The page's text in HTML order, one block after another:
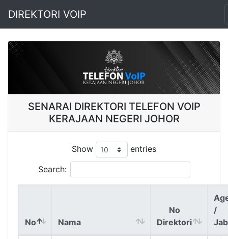
DIREKTORI VOIP
SENARAI DIREKTORI TELEFON VOIP
KERAJAAN NEGERI JOHOR
Show entries
Search:
No Nama
No
Direktori
/